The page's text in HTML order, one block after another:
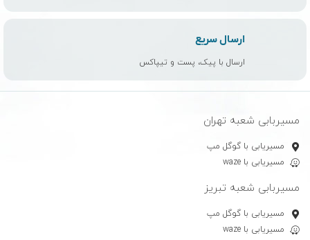
ارسال سریع
ارسال با پیک، پست و تیپاکس
مسیربابی شعبه تهران
مسیریابی با گوگل مپ
مسیریابی با waze
مسیربابی شعبه تبریز
مسیریابی با گوگل مپ
مسیریابی با waze